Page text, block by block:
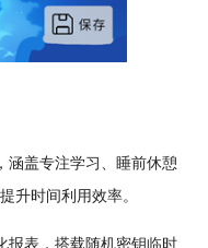
涵盖专注学习、 睡前休憩
升时间利用效率。
报表，搭载随机密钥临时